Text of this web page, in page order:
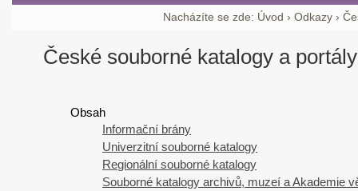
Nacházíte se zde: Úvod › Odkazy ›
České souborné katalogy a portály
Obsah
Informační brány
Univerzitní souborné katalogy
Regionální souborné katalogy
Souborné katalogy archivů, muzeí a Akademie